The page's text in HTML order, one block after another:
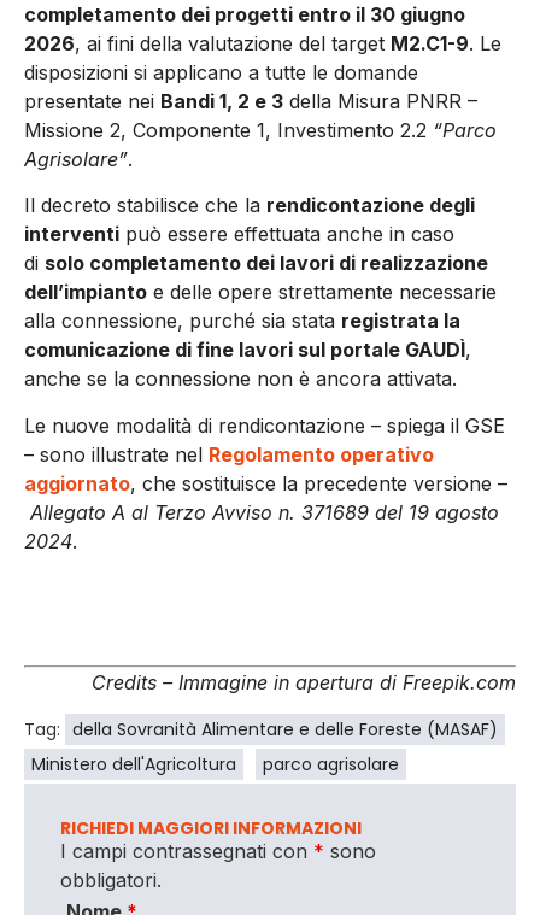
completamento dei progetti entro il 30 giugno
2026, ai fini della valutazione del target M2.C1-9. Le
disposizioni si applicano a tutte le domande
presentate nei Bandi 1, 2 e 3 della Misura PNRR –
Missione 2, Componente 1, Investimento 2.2 “Parco
Agrisolare”.
Il decreto stabilisce che la rendicontazione degli
interventi può essere effettuata anche in caso
di solo completamento dei lavori di realizzazione
dell’impianto e delle opere strettamente necessarie
alla connessione, purché sia stata registrata la
comunicazione di fine lavori sul portale GAUDÌ,
anche se la connessione non è ancora attivata.
Le nuove modalità di rendicontazione – spiega il GSE
– sono illustrate nel Regolamento operativo
aggiornato, che sostituisce la precedente versione –
Allegato A al Terzo Avviso n. 371689 del 19 agosto
2024.
Credits – Immagine in apertura di Freepik.com
Tag: della Sovranità Alimentare e delle Foreste (MASAF)
Ministero dell'Agricoltura
parco agrisolare
RICHIEDI MAGGIORI INFORMAZIONI
I campi contrassegnati con * sono
obbligatori.